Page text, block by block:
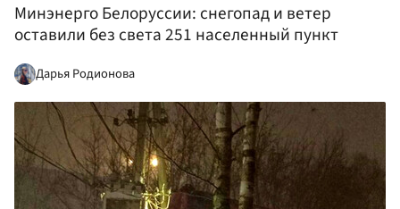
Минэнерго Белоруссии: снегопад и ветер
оставили без света 251 населенный пункт
Дарья Родионова